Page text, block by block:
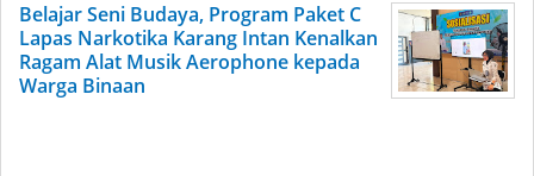
Belajar Seni Budaya, Program Paket C
Lapas Narkotika Karang Intan Kenalkan
Ragam Alat Musik Aerophone kepada
Warga Binaan